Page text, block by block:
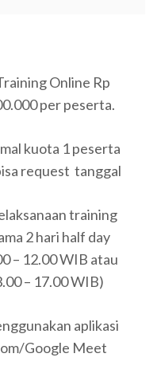
Online Rp
per peserta.
kuota 1 peserta
request tanggal
training
2 hari half day
– 12.00 WIB atau
– 17.00 WIB)
aplikasi
Google Meet